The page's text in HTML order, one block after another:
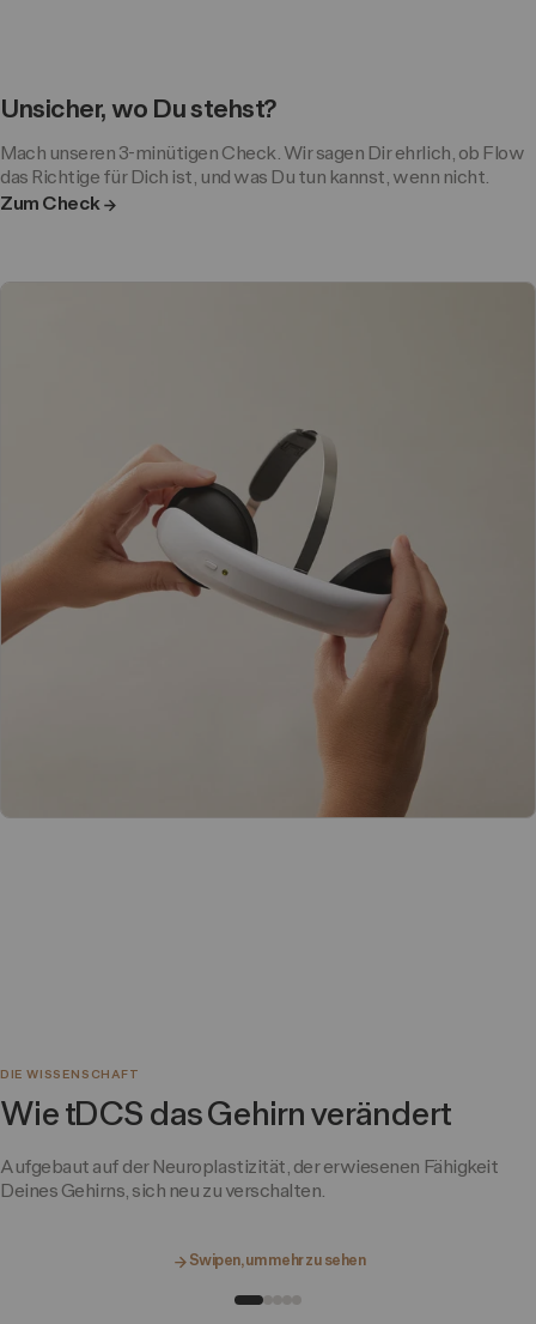
Unsicher, wo Du stehst?
Mach unseren 3-minütigen Check. Wir sagen Dir ehrlich, ob Flow
das Richtige für Dich ist, und was Du tun kannst, wenn nicht.
Zum Check
DIE WISSENSCHAFT
Wie tDCS das Gehirn verändert
Aufgebaut auf der Neuroplastizität, der erwiesenen Fähigkeit
Deines Gehirns, sich neu zu verschalten.
Swipen, um mehr zu sehen